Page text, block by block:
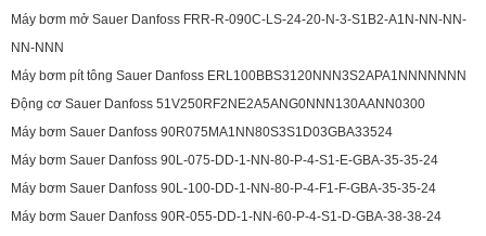
Máy bơm mở Sauer Danfoss FRR-R-090C-LS-24-20-N-3-S1B2-A1N-NN-NN-
NN-NNN
Máy bơm pít tông Sauer Danfoss ERL100BBS3120NNN3S2APA1NNNNNNN
Động cơ Sauer Danfoss 51V250RF2NE2A5ANG0NNN130AANN0300
Máy bơm Sauer Danfoss 90R075MA1NN80S3S1D03GBA33524
Máy bơm Sauer Danfoss 90L-075-DD-1-NN-80-P-4-S1-E-GBA-35-35-24
Máy bơm Sauer Danfoss 90L-100-DD-1-NN-80-P-4-F1-F-GBA-35-35-24
Máy bơm Sauer Danfoss 90R-055-DD-1-NN-60-P-4-S1-D-GBA-38-38-24